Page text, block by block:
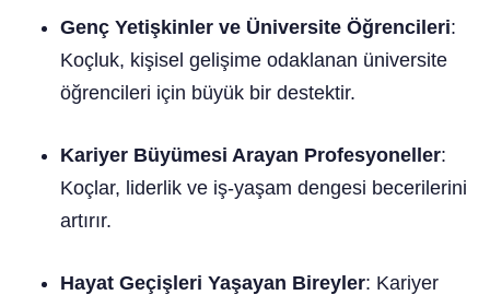
Genç Yetişkinler ve Üniversite Öğrencileri:
Koçluk, kişisel gelişime odaklanan üniversite
öğrencileri için büyük bir destektir.
Kariyer Büyümesi Arayan Profesyoneller:
Koçlar, liderlik ve iş-yaşam dengesi becerilerini
artırır.
Hayat Geçişleri Yaşayan Bireyler: Kariyer